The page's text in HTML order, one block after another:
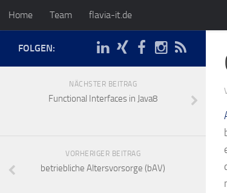
Home Team flavia-it.de
FOLGEN:
NÄCHSTER BEITRAG
Functional Interfaces in Java8
VORHERIGER BEITRAG
betriebliche Altersvorsorge (bAV)